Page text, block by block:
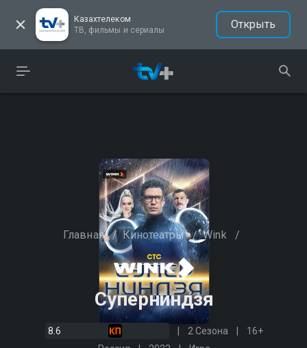
Казахтелеком
ТВ, фильмы и сериалы
Открыть
Главная / Кинотеатры / Wink /
Суперниндзя
8.6 2 Сезона
16+